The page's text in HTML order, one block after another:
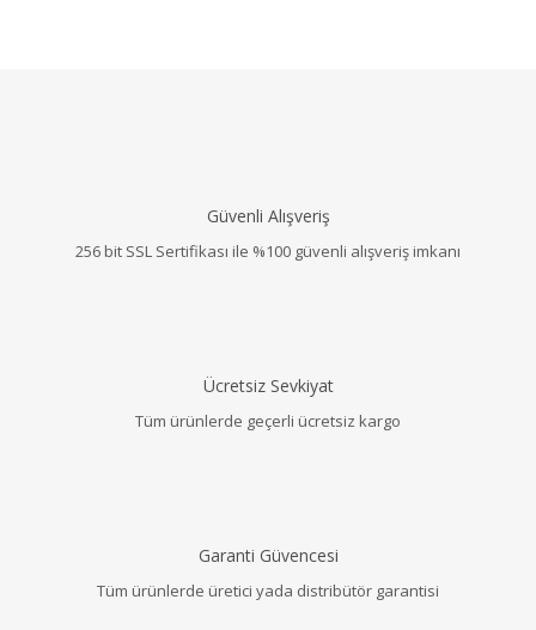
Güvenli Alışveriş
256 bit SSL Sertifikası ile %100 güvenli alışveriş imkanı
Ücretsiz Sevkiyat
Tüm ürünlerde geçerli ücretsiz kargo
Garanti Güvencesi
Tüm ürünlerde üretici yada distribütör garantisi